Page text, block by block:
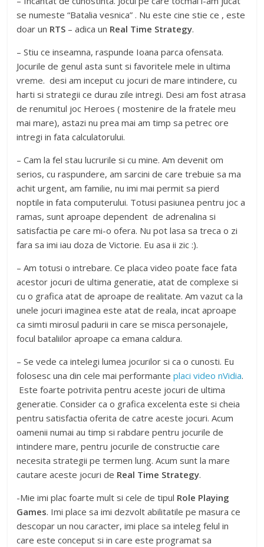
se numeste “Batalia vesnica” . Nu este cine stie ce , este
doar un RTS – adica un Real Time Strategy.
– Stiu ce inseamna, raspunde Ioana parca ofensata.
Jocurile de genul asta sunt si favoritele mele in ultima
vreme. desi am inceput cu jocuri de mare intindere, cu
harti si strategii ce durau zile intregi. Desi am fost atrasa
de renumitul joc Heroes ( mostenire de la fratele meu
mai mare), astazi nu prea mai am timp sa petrec ore
intregi in fata calculatorului.
– Cam la fel stau lucrurile si cu mine. Am devenit om
serios, cu raspundere, am sarcini de care trebuie sa ma
achit urgent, am familie, nu imi mai permit sa pierd
noptile in fata computerului. Totusi pasiunea pentru joc a
ramas, sunt aproape dependent de adrenalina si
satisfactia pe care mi-o ofera. Nu pot lasa sa treca o zi
fara sa imi iau doza de Victorie. Eu asa ii zic :).
– Am totusi o intrebare. Ce placa video poate face fata
acestor jocuri de ultima generatie, atat de complexe si
cu o grafica atat de aproape de realitate. Am vazut ca la
unele jocuri imaginea este atat de reala, incat aproape
ca simti mirosul padurii in care se misca personajele,
focul bataliilor aproape ca emana caldura.
– Se vede ca intelegi lumea jocurilor si ca o cunosti. Eu
folosesc una din cele mai performanteplaci video nVidia.
Este foarte potrivita pentru aceste jocuri de ultima
generatie. Consider ca o grafica excelenta este si cheia
pentru satisfactia oferita de catre aceste jocuri. Acum
oamenii numai au timp si rabdare pentru jocurile de
intindere mare, pentru jocurile de constructie care
necesita strategii pe termen lung. Acum sunt la mare
cautare aceste jocuri de Real Time Strategy.
-Mie imi plac foarte mult si cele de tipul Role Playing
Games. Imi place sa imi dezvolt abilitatile pe masura ce
descopar un nou caracter, imi place sa inteleg felul in
care este conceput si in care este programat sa